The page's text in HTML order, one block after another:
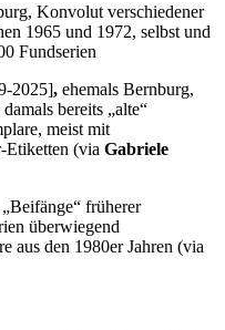
Konvolut verschiedener
1965 und 1972, selbst und
Fundserien
2025], ehemals Bernburg,
bereits „alte“
meist mit
Etiketten (via Gabriele
früherer
überwiegend
aus den 1980er Jahren (via